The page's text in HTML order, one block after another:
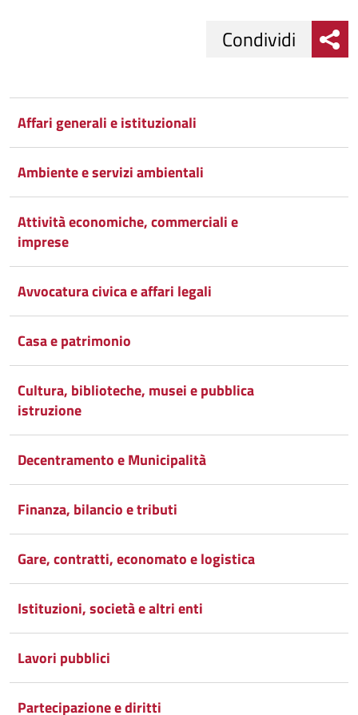
Facebook
su
Twitter
Condividi
su
Google
Plus
Condividi
Whatsapp
Condividi
Affari generali e istituzionali
Ambiente e servizi ambientali
Attività economiche, commerciali e
imprese
Avvocatura civica e affari legali
Casa e patrimonio
Cultura, biblioteche, musei e pubblica
istruzione
Decentramento e Municipalità
Finanza, bilancio e tributi
Gare, contratti, economato e logistica
Istituzioni, società e altri enti
Lavori pubblici
Partecipazione e diritti